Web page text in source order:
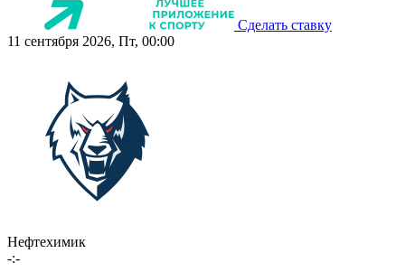
Сделать ставку
11 сентября 2026, Пт, 00:00
Нефтехимик
-:-